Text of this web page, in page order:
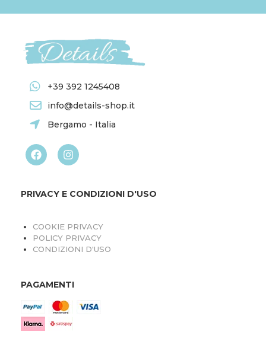
+39 392 1245408
info@details-shop.it
Bergamo - Italia
PRIVACY E CONDIZIONI D'USO
COOKIE PRIVACY
POLICY PRIVACY
CONDIZIONI D'USO
PAGAMENTI